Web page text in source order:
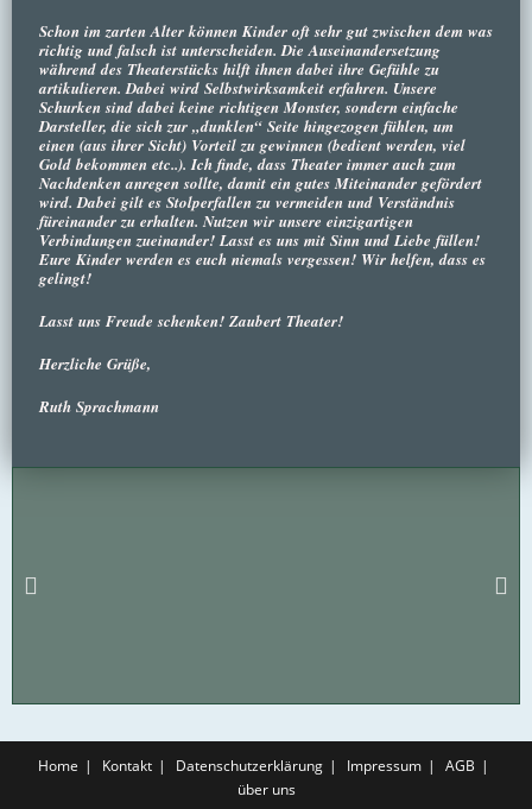
Schon im zarten Alter können Kinder oft sehr gut zwischen dem was
richtig und falsch ist unterscheiden. Die Auseinandersetzung
während des Theaterstücks hilft ihnen dabei ihre Gefühle zu
artikulieren. Dabei wird Selbstwirksamkeit erfahren. Unsere
Schurken sind dabei keine richtigen Monster, sondern einfache
Darsteller, die sich zur „dunklen“ Seite hingezogen fühlen, um
einen (aus ihrer Sicht) Vorteil zu gewinnen (bedient werden, viel
Gold bekommen etc..). Ich finde, dass Theater immer auch zum
Nachdenken anregen sollte, damit ein gutes Miteinander gefördert
wird. Dabei gilt es Stolperfallen zu vermeiden und Verständnis
füreinander zu erhalten. Nutzen wir unsere einzigartigen
Verbindungen zueinander! Lasst es uns mit Sinn und Liebe füllen!
Eure Kinder werden es euch niemals vergessen! Wir helfen, dass es
gelingt!
Lasst uns Freude schenken! Zaubert Theater!
Herzliche Grüße,
Ruth Sprachmann
Home Kontakt Datenschutzerklärung Impressum
AGB
über uns